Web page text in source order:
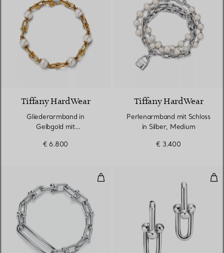
Tiffany HardWear
Gliederarmband in
Gelbgold mit
€ 6.800
Tiffany HardWear
Perlenarmband mit Schloss
in Silber, Medium
€ 3.400
Gliederarmband, längliche